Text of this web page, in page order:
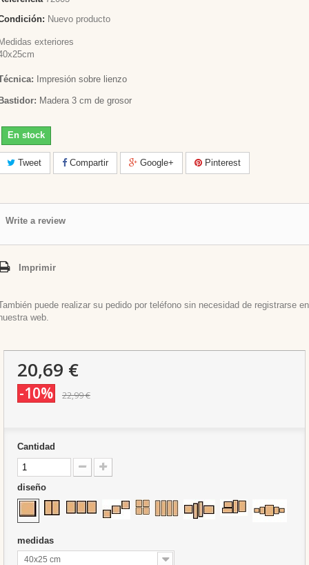
Nuevo producto
exteriores
Impresión sobre lienzo
Madera 3 cm de grosor
En stock
Tweet Compartir Google+ Pinterest
Write a review
Imprimir
puede realizar su pedido por teléfono sin necesidad de registrarse en
web.
20,69 €
-10% 22,99 €
Cantidad
diseño
medidas
40x25 cm